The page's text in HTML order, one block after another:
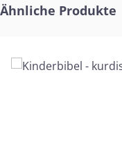
Produktgalerie
Ähnliche Produkte